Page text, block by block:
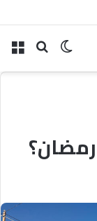
بحث الوضع